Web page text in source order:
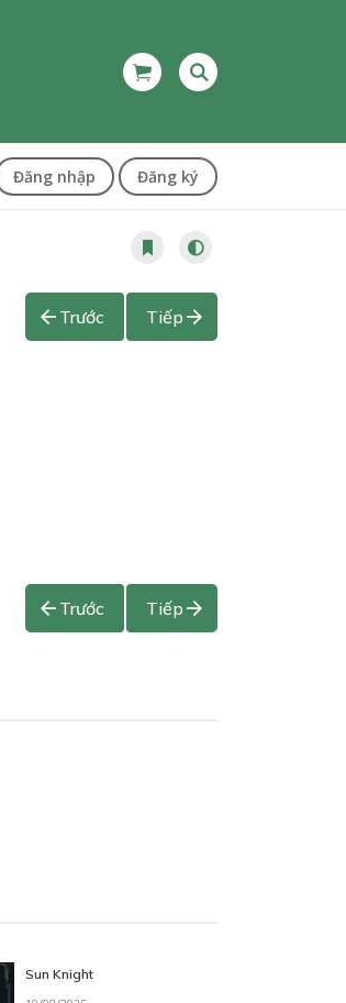
Đăng nhập Đăng ký
Trước Tiếp
Trước Tiếp
Sun Knight